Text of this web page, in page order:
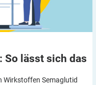
So lässt sich das
Wirkstoffen Semaglutid